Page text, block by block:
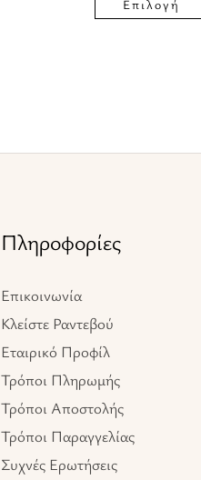
Επιλογή
Πληροφορίες
Επικοινωνία
Κλείστε Ραντεβού
Εταιρικό Προφίλ
Τρόποι Πληρωμής
Τρόποι Αποστολής
Τρόποι Παραγγελίας
Συχνές Ερωτήσεις